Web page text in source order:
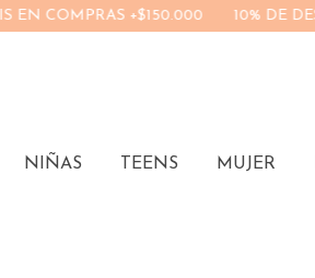
10% DE DESCUENTO ABONANDO POR
NIÑAS TEENS MUJER